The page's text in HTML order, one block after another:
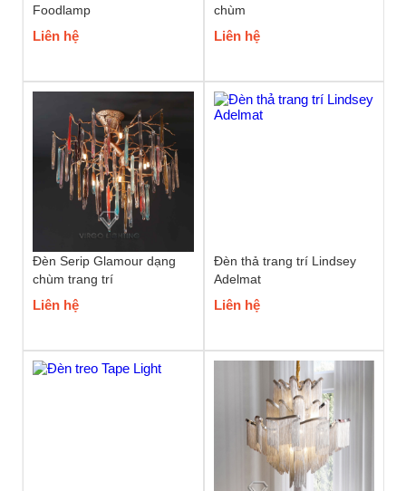
Foodlamp
Liên hệ
chùm
Liên hệ
Đèn Serip Glamour dạng
chùm trang trí
Liên hệ
Đèn thả trang trí Lindsey
Adelmat
Liên hệ